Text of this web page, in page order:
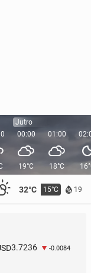
32°C 15°C 19
Jutro
00:00
19°C
01:00
18°C
3.7236 -0.0084